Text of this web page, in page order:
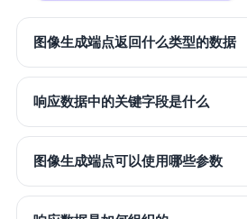
图像生成端点返回什么类型的数据
响应数据中的关键字段是什么
图像生成端点可以使用哪些参数